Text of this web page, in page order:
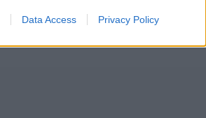
Data Access Privacy Policy